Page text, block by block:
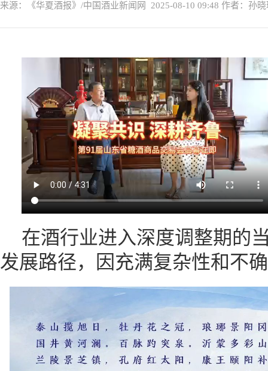
来源：《华夏酒报》/中国酒业新闻网 2025-08-10 09:48 作者：孙晓
在酒行业进入深度调整期的
发展路径，因充满复杂性和不